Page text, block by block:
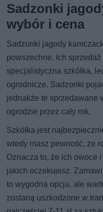
Sadzonki
wybór i cena
Sadzonki jagody
powszechne. Ich
specjalistyczna szkółka,
ogrodnicze. Sadzonki
jednakże te sprzedawane
ogrodzie przez cały rok.
Szkółka jest
wtedy masz pewność, że
Oznacza to, że ich owoce
jakich oczekujesz.
to wygodna opcja, ale
zostaną uszkodzone w